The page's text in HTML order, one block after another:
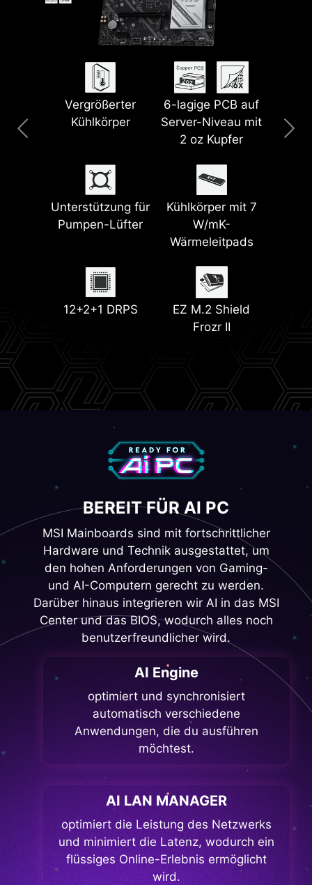
Vergrößerter
Kühlkörper
6-lagige PCB auf
Server-Niveau mit
2 oz Kupfer
Unterstützung für
Pumpen-Lüfter
Kühlkörper mit 7
W/mK-
Wärmeleitpads
12+2+1 DRPS
EZ M.2 Shield
Frozr II
Lightning USB
40G
5G LAN
Wi-Fi 7
Lightning PCIe
Gen 5
DDR5 Speicher
1x PCIe 5.0 M.2
Slot
Clear CMOS &
Vorinstallierte I/O-
Shield
Steel Armor II
PCIe-
Zusatzstromversorgung
EZ Conn Design EZ Debug LED
BEREIT FÜR AI PC
MSI Mainboards sind mit fortschrittlicher
Hardware und Technik ausgestattet, um
den hohen Anforderungen von Gaming-
und AI-Computern gerecht zu werden.
Darüber hinaus integrieren wir AI in das MSI
Center und das BIOS, wodurch alles noch
benutzerfreundlicher wird.
AI Engine
optimiert und synchronisiert
automatisch verschiedene
Anwendungen, die du ausführen
möchtest.
AI LAN MANAGER
optimiert die Leistung des Netzwerks
und minimiert die Latenz, wodurch ein
flüssiges Online-Erlebnis ermöglicht
wird.